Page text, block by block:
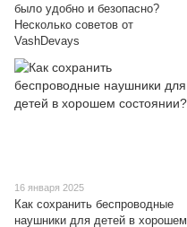
было удобно и безопасно?
Несколько советов от
VashDevays
16 января 2025
Как сохранить беспроводные
наушники для детей в хорошем